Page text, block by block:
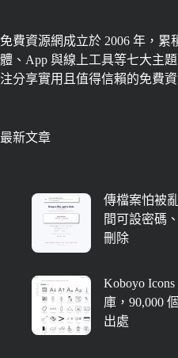
免費資源網成立於 2006 年，累
體、App 與線上工具等七大主
注分享實用且值得信賴的免費資
最新文章
傳檔案怕被
間可設密碼
刪除
Koboyo
庫，90,000
出處